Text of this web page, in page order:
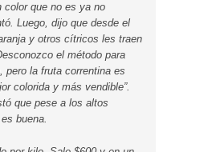
color que no es ya no
Luego, dijo que desde el
y otros cítricos les traen
el método para
pero la fruta correntina es
colorida y más vendible”.
que pese a los altos
buena.